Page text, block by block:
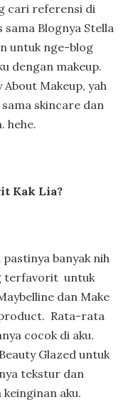
cari referensi di
Blognya Stella
untuk nge-blog
dengan makeup.
Makeup, yah
skincare dan
hehe.
Kak Lia?
banyak nih
terfavorit untuk
dan Make
Rata-rata
cocok di aku.
Glazed untuk
tekstur dan
aku.